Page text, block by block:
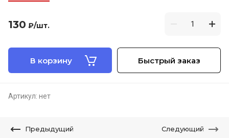
130 ₽/шт.
В корзину Быстрый заказ
Артикул: нет
Предыдущий Следующий